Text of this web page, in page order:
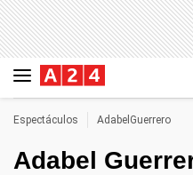
Espectáculos AdabelGuerrero
Adabel